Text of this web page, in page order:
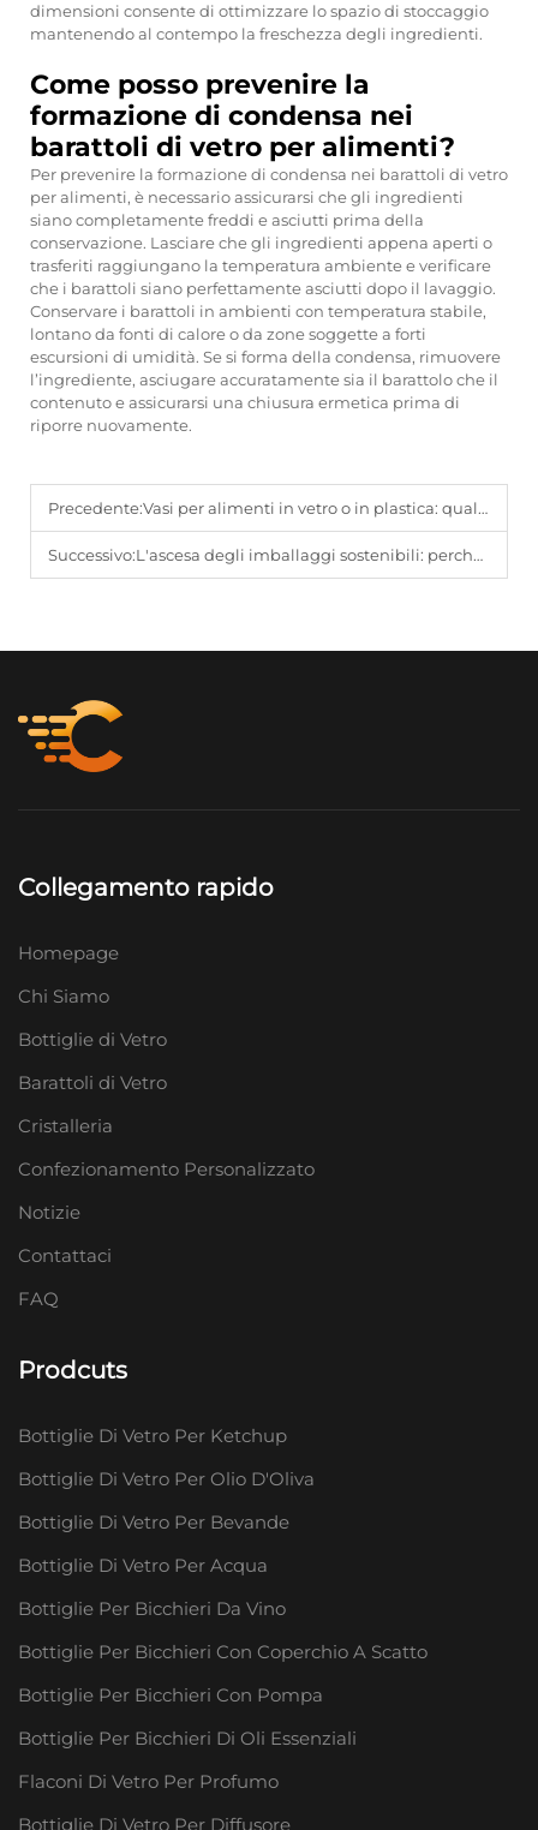
dimensioni consente di ottimizzare lo spazio di stoccaggio
mantenendo al contempo la freschezza degli ingredienti.
Come posso prevenire la
formazione di condensa nei
barattoli di vetro per alimenti?
Per prevenire la formazione di condensa nei barattoli di vetro
per alimenti, è necessario assicurarsi che gli ingredienti
siano completamente freddi e asciutti prima della
conservazione. Lasciare che gli ingredienti appena aperti o
trasferiti raggiungano la temperatura ambiente e verificare
che i barattoli siano perfettamente asciutti dopo il lavaggio.
Conservare i barattoli in ambienti con temperatura stabile,
lontano da fonti di calore o da zone soggette a forti
escursioni di umidità. Se si forma della condensa, rimuovere
l’ingrediente, asciugare accuratamente sia il barattolo che il
contenuto e assicurarsi una chiusura ermetica prima di
riporre nuovamente.
Precedente:Vasi per alimenti in vetro o in plastica: quale è migliore per la freschezza?
Successivo:L'ascesa degli imballaggi sostenibili: perché i barattoli di vetro per alimenti sono sempre più diffusi
Collegamento rapido
Homepage
Chi Siamo
Bottiglie di Vetro
Barattoli di Vetro
Cristalleria
Confezionamento Personalizzato
Notizie
Contattaci
FAQ
Prodcuts
Bottiglie Di Vetro Per Ketchup
Bottiglie Di Vetro Per Olio D'Oliva
Bottiglie Di Vetro Per Bevande
Bottiglie Di Vetro Per Acqua
Bottiglie Per Bicchieri Da Vino
Bottiglie Per Bicchieri Con Coperchio A Scatto
Bottiglie Per Bicchieri Con Pompa
Bottiglie Per Bicchieri Di Oli Essenziali
Flaconi Di Vetro Per Profumo
Bottiglie Di Vetro Per Diffusore